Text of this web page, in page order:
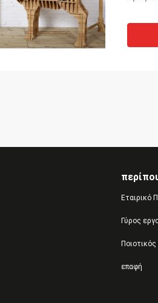
Εταιρικό
Γύρος
επαφή